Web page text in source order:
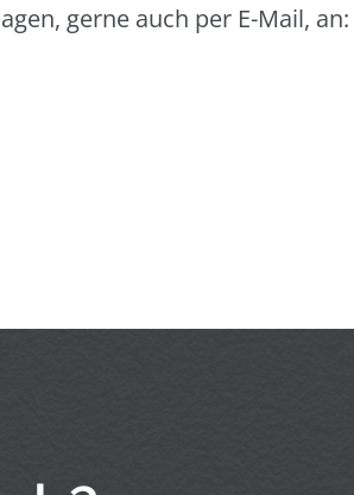
gerne auch per E-Mail, an: